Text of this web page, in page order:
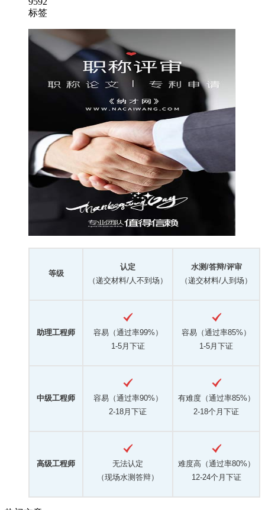
标签
等级
认定
（递交材料/人不到场）
水测/答辩/评审
（递交材料/人到场）
助理工程师
容易（通过率99%）
1-5月下证
容易（通过率85%）
1-5月下证
中级工程师
容易（通过率90%）
2-18月下证
有难度（通过率85%）
2-18个月下证
高级工程师
无法认定
（现场水测答辩）
难度高（通过率80%）
12-24个月下证